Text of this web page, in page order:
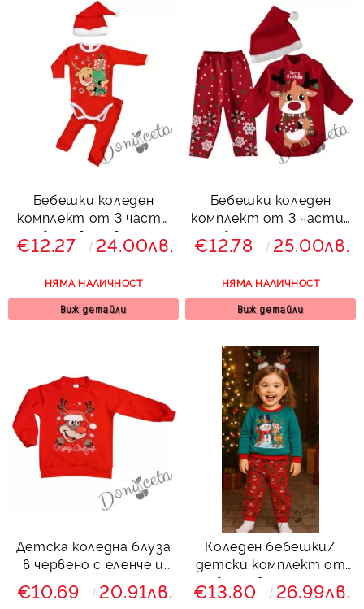
Бебешки коледен
комплект от 3 части
- боди в червено с
еленче и шапка
€12.27 24.00лв.
НЯМА НАЛИЧНОСТ
Виж детайли
Бебешки коледен
комплект от 3 части-
боди с еленче,
панталони с коледни
€12.78 25.00лв.
НЯМА НАЛИЧНОСТ
Виж детайли
Детска коледна блуза
в червено с еленче и
надпис
€10.69 20.91лв.
Коледен бебешки/
детски комплект от
блуза в зелено с
коледна картинка и
€13.80 26.99лв.